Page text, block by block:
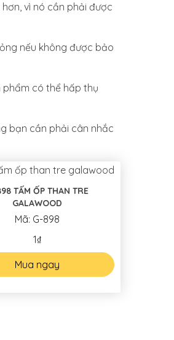
vì nó cần phải được
nếu không được bảo
phẩm có thể hấp thụ
bạn cần phải cân nhắc
TẤM ỐP THAN TRE
GALAWOOD
Mã: G-898
1₫
Mua ngay